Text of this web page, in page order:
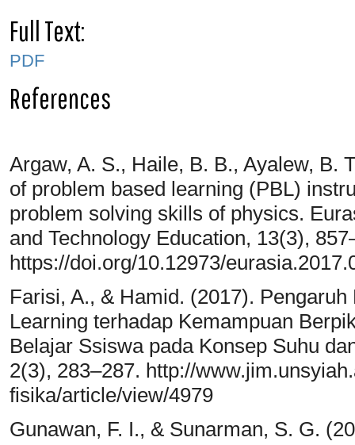
Full Text:
PDF
References
Argaw, A. S., Haile, B. B., Ayalew, B.
of problem based learning (PBL)
problem solving skills of physics.
and Technology Education, 13(3),
https://doi.org/10.12973/
Farisi, A., & Hamid. (2017).
Learning terhadap Kemampuan
Belajar Ssiswa pada Konsep Suhu
2(3), 283–287. http://
fisika/article/view/4979
Gunawan, F. I., & Sunarman, S. G.